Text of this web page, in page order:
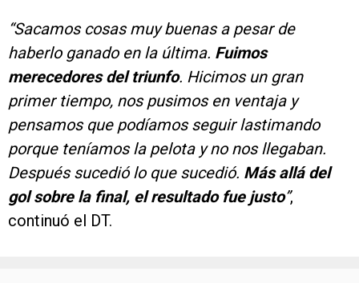
“Sacamos cosas muy buenas a pesar de
haberlo ganado en la última. Fuimos
merecedores del triunfo. Hicimos un gran
primer tiempo, nos pusimos en ventaja y
pensamos que podíamos seguir lastimando
porque teníamos la pelota y no nos llegaban.
Después sucedió lo que sucedió. Más allá del
gol sobre la final, el resultado fue justo”,
continuó el DT.